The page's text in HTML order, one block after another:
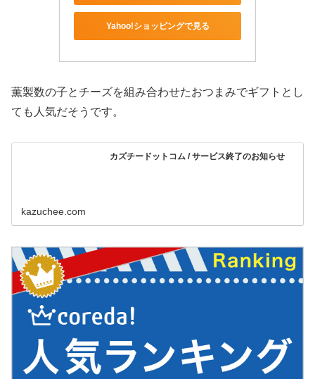
Yahoo!ショッピングで見る
薫製数の子とチーズを組み合わせたおつまみでギフトとし
ても人気だそうです。
カズチードットコム / サービス終了のお知らせ
kazuchee.com